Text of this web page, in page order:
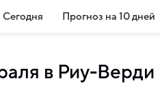
Сегодня Прогноз на 10 дней
в Риу-Верди